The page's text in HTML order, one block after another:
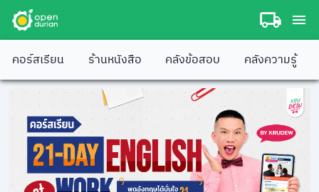
คอร์สเรียน ร้านหนังสือ คลังข้อสอบ คลังความรู้